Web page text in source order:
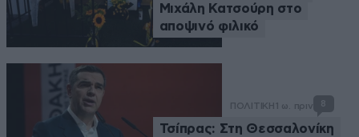
Μιχάλη Κατσούρη στο
αποψινό φιλικό
ΠΟΛΙΤΙΚΗ 1 ω. πριν 8
Τσίπρας: Στη Θεσσαλονίκη